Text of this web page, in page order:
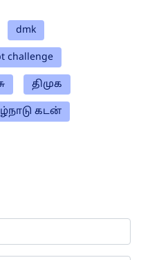
dmk
challenge
திமுக
கடன்